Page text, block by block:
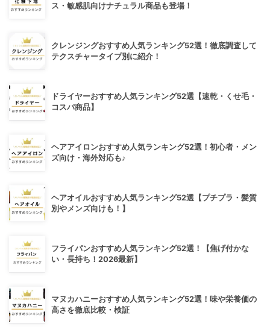
ス・敏感肌向けナチュラル商品も登場！
クレンジングおすすめ人気ランキング52選！徹底調査して
テクスチャータイプ別に紹介！
ドライヤーおすすめ人気ランキング52選【速乾・くせ毛・
コスパ商品】
ヘアアイロンおすすめ人気ランキング52選！初心者・メン
ズ向け・海外対応も♪
ヘアオイルおすすめ人気ランキング52選【プチプラ・髪質
別やメンズ向けも！】
フライパンおすすめ人気ランキング52選！【焦げ付かな
い・長持ち！2026最新】
マヌカハニーおすすめ人気ランキング52選！味や栄養価の
高さを徹底比較・検証